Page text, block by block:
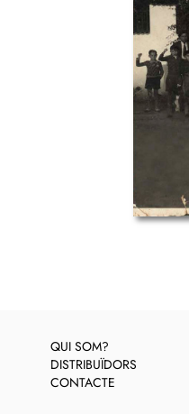
QUI SOM?
DISTRIBUÏDORS
CONTACTE